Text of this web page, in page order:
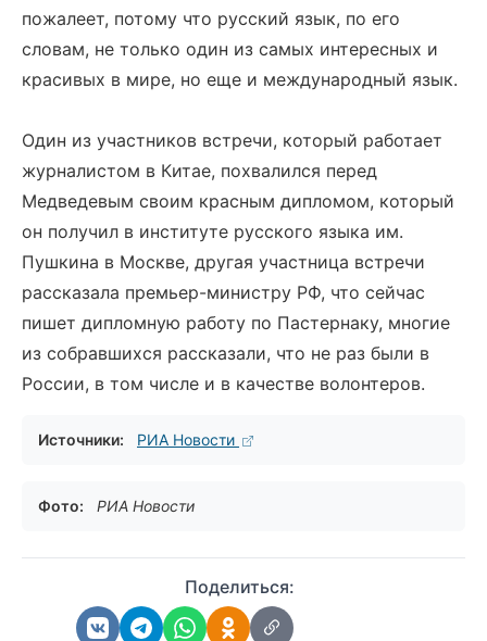
пожалеет, потому что русский язык, по его
словам, не только один из самых интересных и
красивых в мире, но еще и международный язык.
Один из участников встречи, который работает
журналистом в Китае, похвалился перед
Медведевым своим красным дипломом, который
он получил в институте русского языка им.
Пушкина в Москве, другая участница встречи
рассказала премьер-министру РФ, что сейчас
пишет дипломную работу по Пастернаку, многие
из собравшихся рассказали, что не раз были в
России, в том числе и в качестве волонтеров.
Источники: РИА Новости
Фото: РИА Новости
Поделиться: